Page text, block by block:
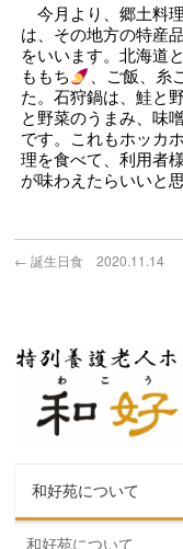
今月より、郷土料
は、その地方の特産
をいいます。北海道
ももち
、ご飯、
た。石狩鍋は、鮭と
と野菜のうまみ、味
です。これもホッカ
理を食べて、利用者
が味わえたらいいと思
← 誕生日食 2020.11.14
和好苑について
和好苑について